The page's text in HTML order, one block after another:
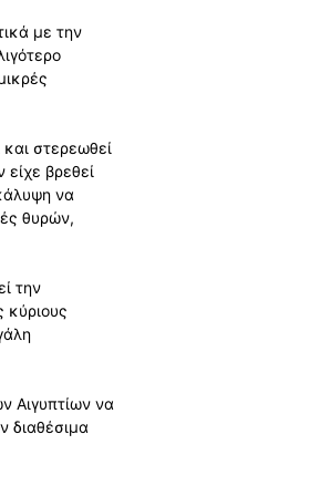
με την
στερεωθεί
βρεθεί
να
θυρών,
την
κύριους
Αιγυπτίων να
διαθέσιμα